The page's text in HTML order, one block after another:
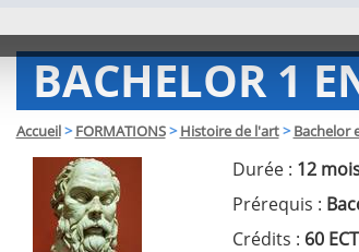
BACHELOR 1
Accueil> FORMATIONS> Histoire de l'art> Bachelor
Durée : 12
Prérequis :
Crédits : 60